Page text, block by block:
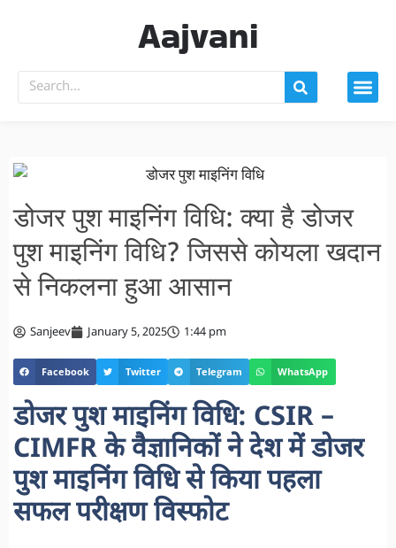
Aajvani
डोजर पुश माइनिंग विधि: क्या है डोजर
पुश माइनिंग विधि? जिससे कोयला खदान
से निकलना हुआ आसान
Sanjeev January 5, 2025 1:44 pm
Facebook Twitter Telegram WhatsApp
डोजर पुश माइनिंग विधि: CSIR –
CIMFR के वैज्ञानिकों ने देश में डोजर
पुश माइनिंग विधि से किया पहला
सफल परीक्षण विस्फोट